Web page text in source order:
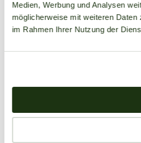
Medien, Werbung und Analysen
möglicherweise mit weiteren
im Rahmen Ihrer Nutzung der